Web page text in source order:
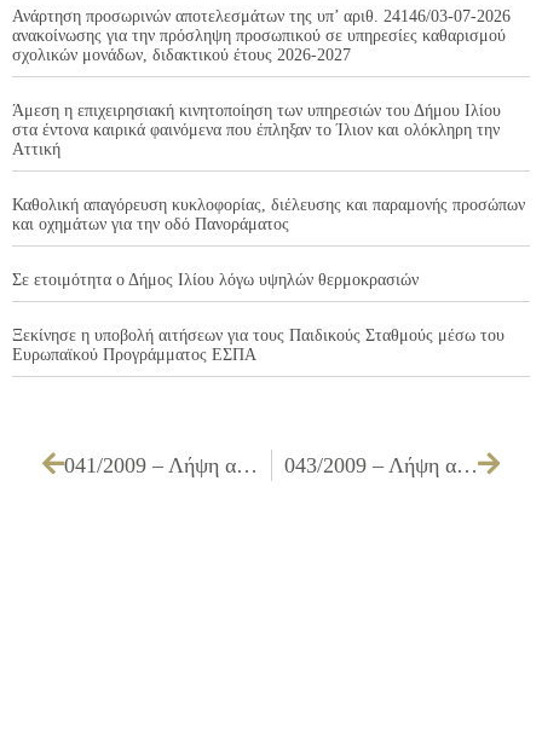
Ανάρτηση προσωρινών αποτελεσμάτων της υπ’ αριθ. 24146/03-07-2026
ανακοίνωσης για την πρόσληψη προσωπικού σε υπηρεσίες καθαρισμού
σχολικών μονάδων, διδακτικού έτους 2026-2027
Άμεση η επιχειρησιακή κινητοποίηση των υπηρεσιών του Δήμου Ιλίου
στα έντονα καιρικά φαινόμενα που έπληξαν το Ίλιον και ολόκληρη την
Αττική
Καθολική απαγόρευση κυκλοφορίας, διέλευσης και παραμονής προσώπων
και οχημάτων για την οδό Πανοράματος
Σε ετοιμότητα ο Δήμος Ιλίου λόγω υψηλών θερμοκρασιών
Ξεκίνησε η υποβολή αιτήσεων για τους Παιδικούς Σταθμούς μέσω του
Ευρωπαϊκού Προγράμματος ΕΣΠΑ
041/2009 – Λήψη απόφασης για έγκριση της μελέτης και του τρόπου εκτέλεσης του έργου : «ΓΕΝΙΚΗ ΣΥΝΤΗΡΗΣΗ ΣΧΟΛΙΚΩΝ ΚΤΙΡΙΩΝ ΤΟΥ ΔΗΜΟΥ ΕΡΓΟΛΑΒΙΑΣ Δ1/09» 043/2009 – Λήψη απόφασης για τη μετάβαση υπαλλήλων του Δήμου στο Μιλάνο για την έκθεση «MADEexpo» που θα πραγματοποιηθεί από τις 4/2/2009 έως τις 7/02/2009